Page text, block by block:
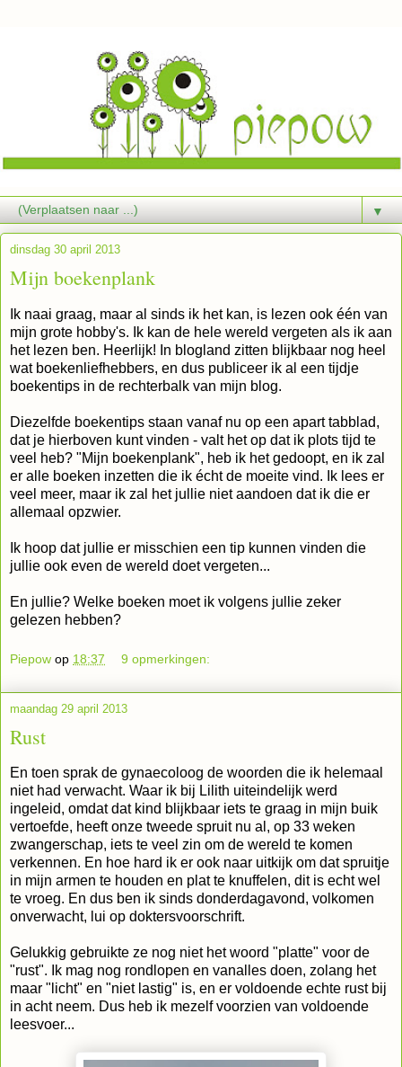
▼
dinsdag 30 april 2013
Mijn boekenplank
Ik naai graag, maar al sinds ik het kan, is lezen ook één van
mijn grote hobby's. Ik kan de hele wereld vergeten als ik aan
het lezen ben. Heerlijk! In blogland zitten blijkbaar nog heel
wat boekenliefhebbers, en dus publiceer ik al een tijdje
boekentips in de rechterbalk van mijn blog.
Diezelfde boekentips staan vanaf nu op een apart tabblad,
dat je hierboven kunt vinden - valt het op dat ik plots tijd te
veel heb? "Mijn boekenplank", heb ik het gedoopt, en ik zal
er alle boeken inzetten die ik écht de moeite vind. Ik lees er
veel meer, maar ik zal het jullie niet aandoen dat ik die er
allemaal opzwier.
Ik hoop dat jullie er misschien een tip kunnen vinden die
jullie ook even de wereld doet vergeten...
En jullie? Welke boeken moet ik volgens jullie zeker
gelezen hebben?
Piepow op 18:37 9 opmerkingen:
maandag 29 april 2013
Rust
En toen sprak de gynaecoloog de woorden die ik helemaal
niet had verwacht. Waar ik bij Lilith uiteindelijk werd
ingeleid, omdat dat kind blijkbaar iets te graag in mijn buik
vertoefde, heeft onze tweede spruit nu al, op 33 weken
zwangerschap, iets te veel zin om de wereld te komen
verkennen. En hoe hard ik er ook naar uitkijk om dat spruitje
in mijn armen te houden en plat te knuffelen, dit is echt wel
te vroeg. En dus ben ik sinds donderdagavond, volkomen
onverwacht, lui op doktersvoorschrift.
Gelukkig gebruikte ze nog niet het woord "platte" voor de
"rust". Ik mag nog rondlopen en vanalles doen, zolang het
maar "licht" en "niet lastig" is, en er voldoende echte rust bij
in acht neem. Dus heb ik mezelf voorzien van voldoende
leesvoer...